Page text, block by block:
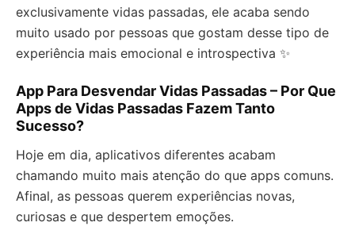
exclusivamente vidas passadas, ele acaba sendo
muito usado por pessoas que gostam desse tipo de
experiência mais emocional e introspectiva ✨
App Para Desvendar Vidas Passadas – Por Que
Apps de Vidas Passadas Fazem Tanto
Sucesso?
Hoje em dia, aplicativos diferentes acabam
chamando muito mais atenção do que apps comuns.
Afinal, as pessoas querem experiências novas,
curiosas e que despertem emoções.